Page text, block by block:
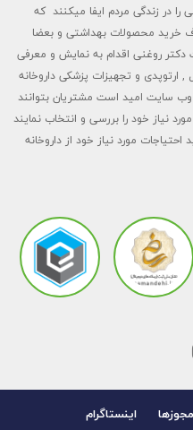
در زندگی مردم ایفا میکنند که
خرید محصولات بهداشتی و بعضا
روغنی اقدام به نمایش و معرفی
و تجهیزات پزشکی داروخانه
سایت امید است مشتریان بتوانند
نیاز خود را بررسی و انتخاب نمایند
مورد نیاز خود از داروخانه
مجوزها اینستاگرام